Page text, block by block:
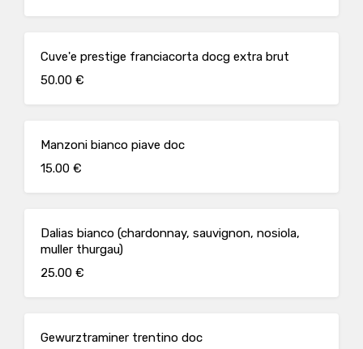
Cuve'e prestige franciacorta docg extra brut
50.00 €
Manzoni bianco piave doc
15.00 €
Dalias bianco (chardonnay, sauvignon, nosiola,
muller thurgau)
25.00 €
Gewurztraminer trentino doc